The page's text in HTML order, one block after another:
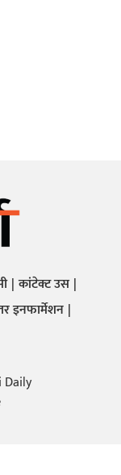
कांटेक्ट उस
इनफार्मेशन
Daily